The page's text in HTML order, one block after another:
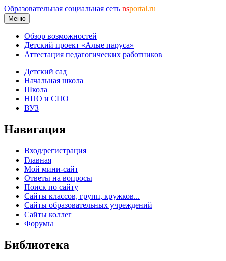
Образовательная социальная сеть nsportal.ru
Меню
Обзор возможностей
Детский проект «Алые паруса»
Аттестация педагогических работников
Детский сад
Начальная школа
Школа
НПО и СПО
ВУЗ
Навигация
Вход/регистрация
Главная
Мой мини-сайт
Ответы на вопросы
Поиск по сайту
Сайты классов, групп, кружков...
Сайты образовательных учреждений
Сайты коллег
Форумы
Библиотека